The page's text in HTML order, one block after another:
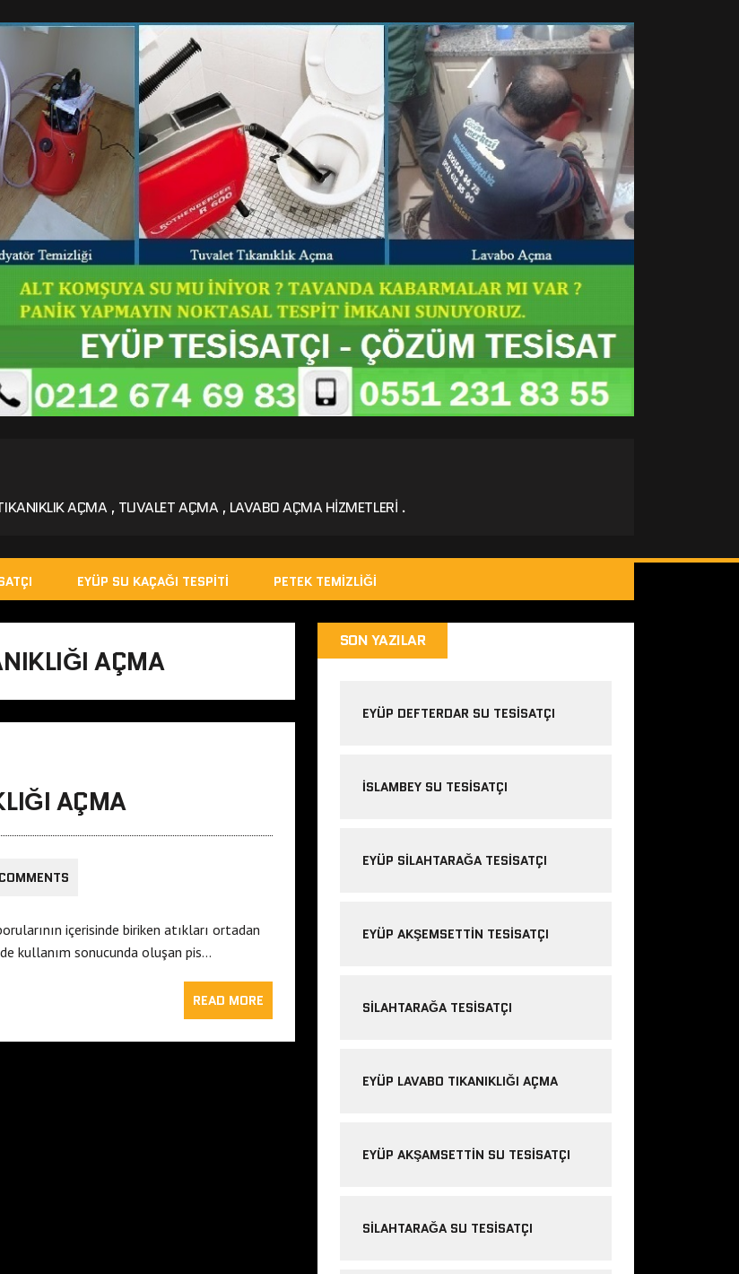
AÇMA , TUVALET AÇMA , LAVABO AÇMA HIZMETLERI .
EYÜP SU KAÇAĞI TESPITI PETEK TEMIZLIĞI
AÇMA
AÇMA
içerisinde biriken atıkları ortadan
kullanım sonucunda oluşan pis…
READ MORE
SON YAZILAR
EYÜP DEFTERDAR SU TESISATÇI
İSLAMBEY SU TESISATÇI
EYÜP SILAHTARAĞA TESISATÇI
EYÜP AKŞEMSETTIN TESISATÇI
SILAHTARAĞA TESISATÇI
EYÜP LAVABO TIKANIKLIĞI AÇMA
EYÜP AKŞAMSETTIN SU TESISATÇI
SILAHTARAĞA SU TESISATÇI